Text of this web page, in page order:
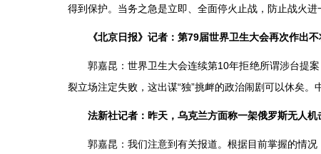
得到保护。当务之急是立即、全面停火止战，防止战火进
《北京日报》记者：第79届世界卫生大会再次作出
郭嘉昆：世界卫生大会连续第10年拒绝所谓涉台提
裂立场注定失败，这出谋“独”挑衅的政治闹剧可以休矣。
法新社记者：昨天，乌克兰方面称一架俄罗斯无人
郭嘉昆：我们注意到有关报道。根据目前掌握的情